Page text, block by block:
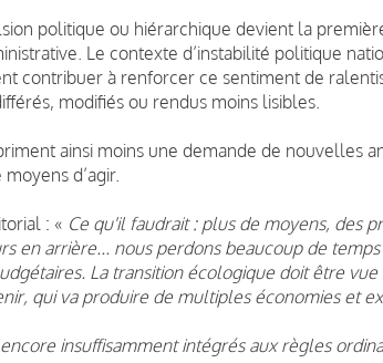
politique ou hiérarchique devient la
Le contexte d’instabilité politique
contribuer à renforcer ce sentiment de
modifiés ou rendus moins lisibles.
ainsi moins une demande de nouvelles
d’agir.
: « Ce qu'il faudrait : plus de moyens, des
en arrière... nous perdons beaucoup de
La transition écologique doit être
qui va produire de multiples économies et
insuffisamment intégrés aux règles